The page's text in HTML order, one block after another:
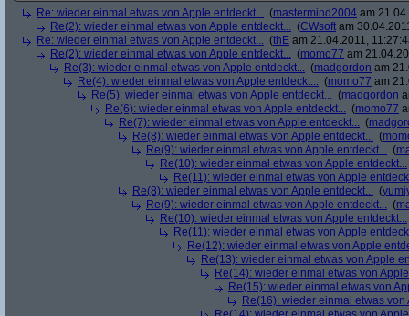
Re: wieder einmal etwas von Apple entdeckt... (mastermind2004 am
Re(2): wieder einmal etwas von Apple entdeckt... (CWsoft am
Re: wieder einmal etwas von Apple entdeckt... (thE am 21.04.2011,
Re(2): wieder einmal etwas von Apple entdeckt... (momo77 am
Re(3): wieder einmal etwas von Apple entdeckt... (madgordon am
Re(4): wieder einmal etwas von Apple entdeckt... (momo77 am
Re(5): wieder einmal etwas von Apple entdeckt... (madgordon
Re(6): wieder einmal etwas von Apple entdeckt... (momo77
Re(7): wieder einmal etwas von Apple entdeckt... (
Re(8): wieder einmal etwas von Apple entdeckt... (
Re(9): wieder einmal etwas von Apple entdeckt... (
Re(10): wieder einmal etwas von Apple entdeckt...
Re(11): wieder einmal etwas von Apple
Re(8): wieder einmal etwas von Apple entdeckt... (
Re(9): wieder einmal etwas von Apple entdeckt... (
Re(10): wieder einmal etwas von Apple entdeckt...
Re(11): wieder einmal etwas von Apple
Re(12): wieder einmal etwas von Apple
Re(13): wieder einmal etwas von Apple
Re(14): wieder einmal etwas von
Re(15): wieder einmal etwas von
Re(16): wieder einmal etwas von